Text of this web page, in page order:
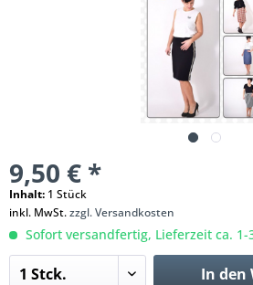
9,50 € *
Inhalt: 1 Stück
inkl. MwSt.zzgl. Versandkosten
Sofort versandfertig, Lieferzeit ca. 1-
In den